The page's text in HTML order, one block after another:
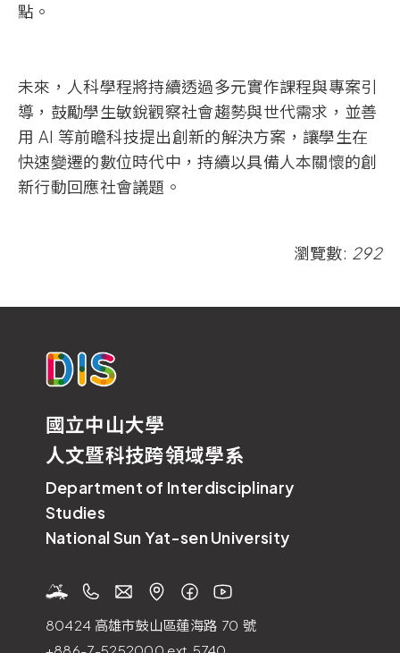
點。
未來，人科學程將持續透過多元實作課程與專案引
導，鼓勵學生敏銳觀察社會趨勢與世代需求，並善
用 AI 等前瞻科技提出創新的解決方案，讓學生在
快速變遷的數位時代中，持續以具備人本關懷的創
新行動回應社會議題。
瀏覽數: 292
國立中山大學
人文暨科技跨領域學系
Department of Interdisciplinary
Studies
National Sun Yat-sen University
80424 高雄市鼓山區蓮海路 70 號